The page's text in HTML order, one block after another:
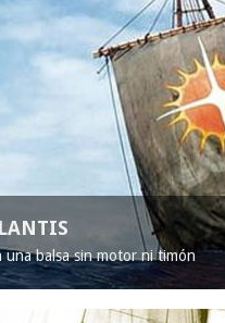
una balsa sin motor ni timón